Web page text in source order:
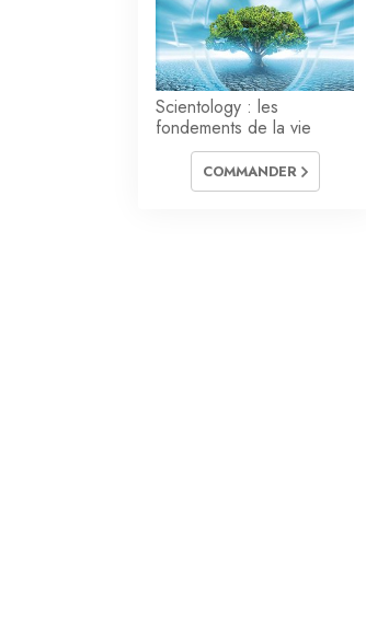
Scientology : les
fondements de la vie
COMMANDER